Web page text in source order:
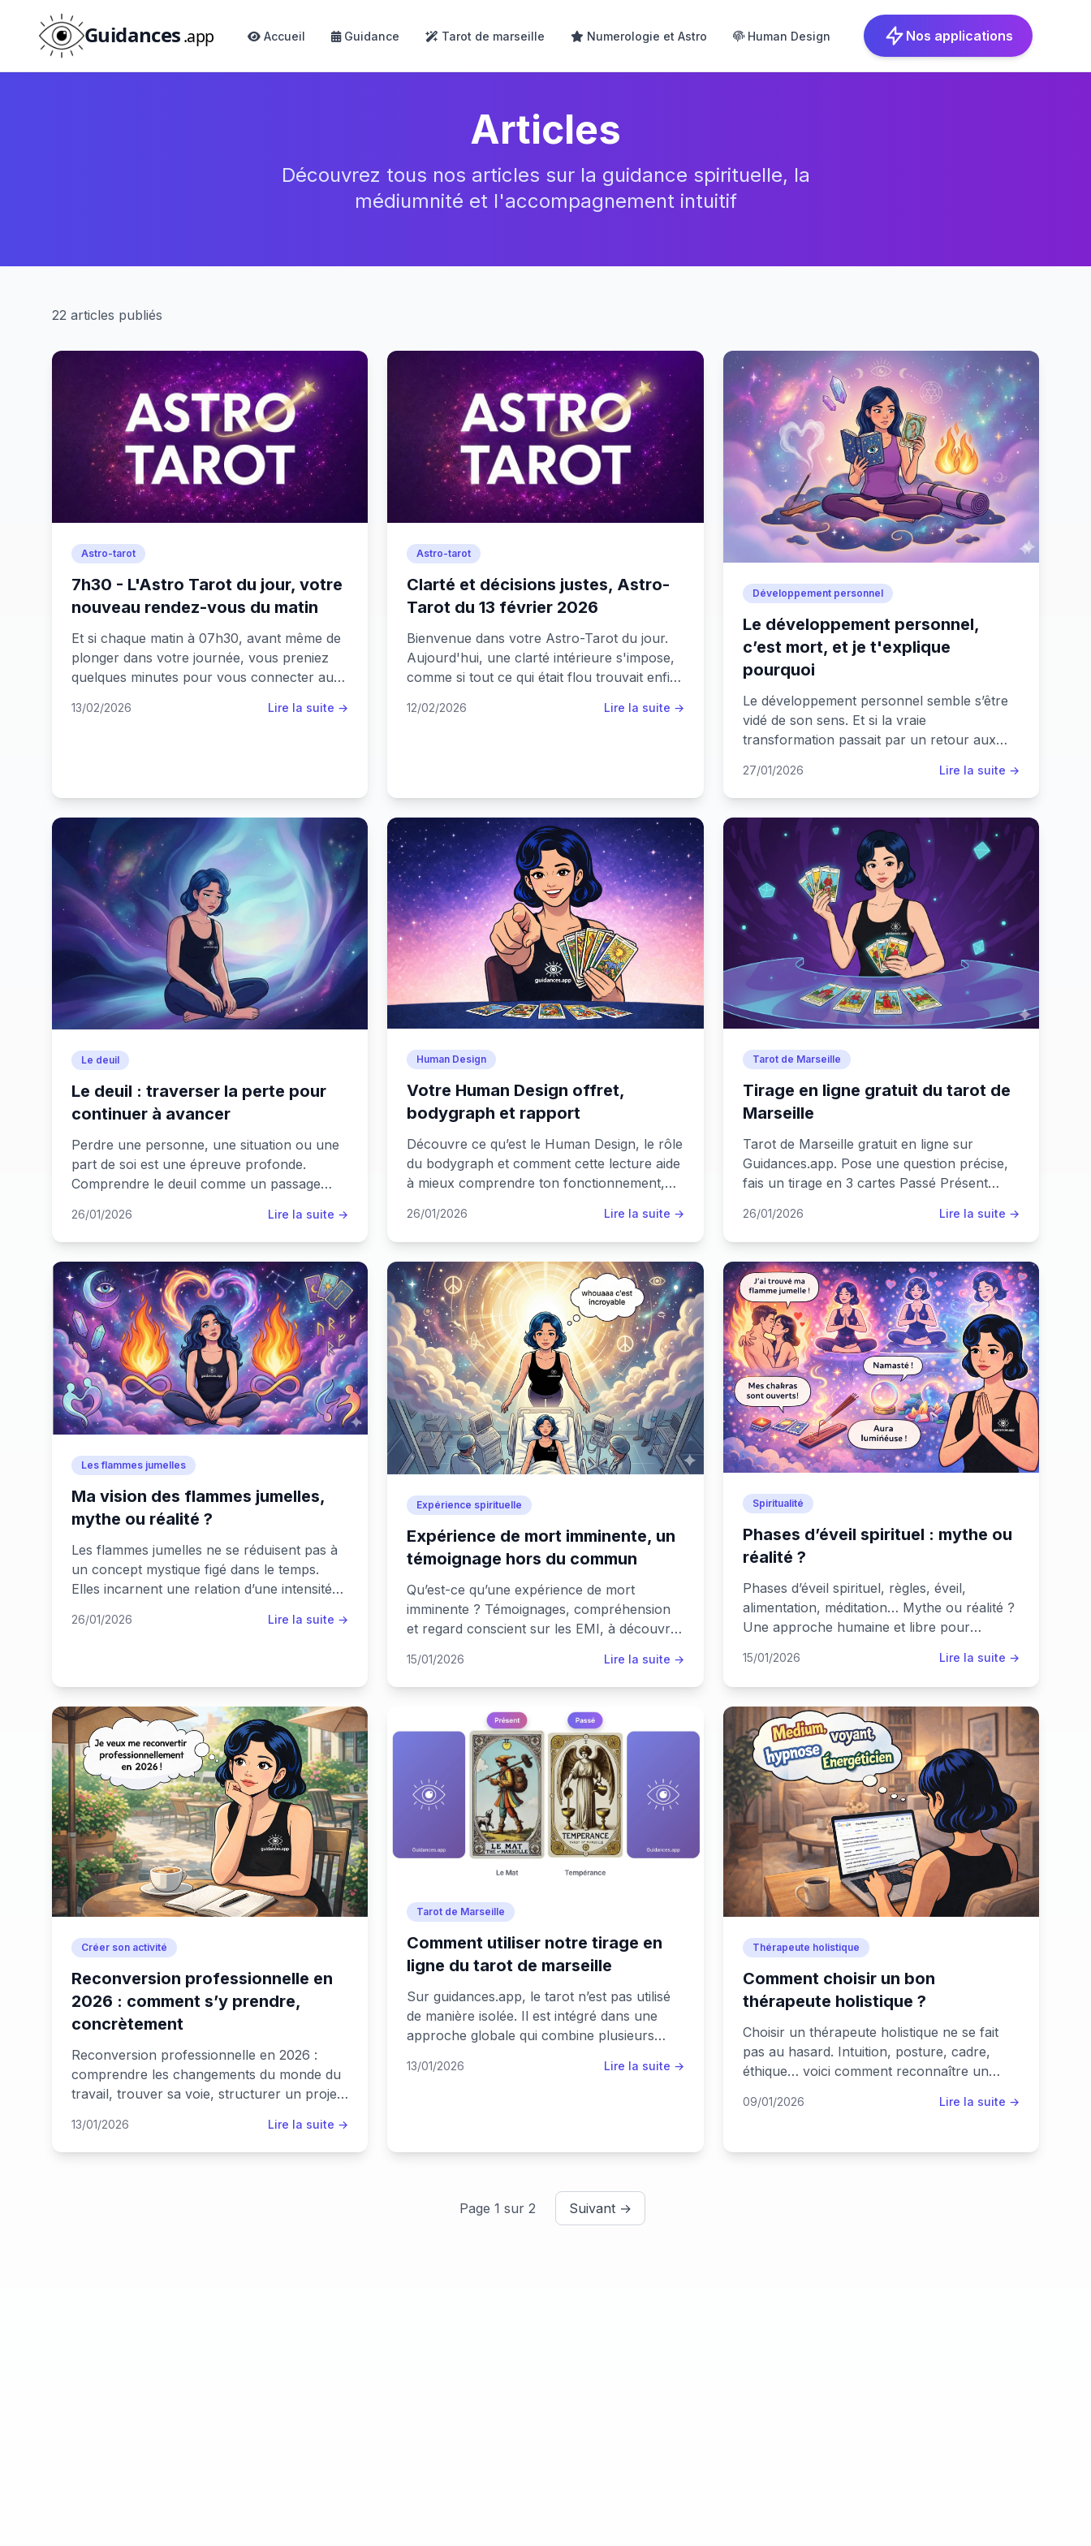
Guidances.app Accueil Guidance Tarot de marseille Numerologie et Astro Human Design Nos applications
Articles
Découvrez tous nos articles sur la guidance spirituelle, la
médiumnité et l'accompagnement intuitif
22 articles publiés
Astro-tarot
7h30 - L'Astro Tarot du jour, votre
nouveau rendez-vous du matin
Et si chaque matin à 07h30, avant même de
plonger dans votre journée, vous preniez
quelques minutes pour vous connecter aux
je vous propose avec L'Astro-Tarot, ma
13/02/2026 Lire la suite →
Astro-tarot
Clarté et décisions justes, Astro-
Tarot du 13 février 2026
Bienvenue dans votre Astro-Tarot du jour.
Aujourd'hui, une clarté intérieure s'impose,
comme si tout ce qui était flou trouvait enfin
12/02/2026 Lire la suite →
Développement personnel
Le développement personnel,
c’est mort, et je t'explique
pourquoi
Le développement personnel semble s’être
vidé de son sens. Et si la vraie
transformation passait par un retour aux
27/01/2026 Lire la suite →
Le deuil
Le deuil : traverser la perte pour
continuer à avancer
Perdre une personne, une situation ou une
part de soi est une épreuve profonde.
Comprendre le deuil comme un passage
rythme.
26/01/2026 Lire la suite →
Human Design
Votre Human Design offret,
bodygraph et rapport
Découvre ce qu’est le Human Design, le rôle
du bodygraph et comment cette lecture aide
à mieux comprendre ton fonctionnement,
complet sur Guidances.app.
26/01/2026 Lire la suite →
Tarot de Marseille
Tirage en ligne gratuit du tarot de
Marseille
Tarot de Marseille gratuit en ligne sur
Guidances.app. Pose une question précise,
fais un tirage en 3 cartes Passé Présent
décisions du quotidien.
26/01/2026 Lire la suite →
Les flammes jumelles
Ma vision des flammes jumelles,
mythe ou réalité ?
Les flammes jumelles ne se réduisent pas à
un concept mystique figé dans le temps.
Elles incarnent une relation d’une intensité
connexion quantique. Cette polarité inversée
de la perception et d’explorer une dimension
où l’amour devient le moteur d’une évolution
spirituelle profond
26/01/2026 Lire la suite →
Expérience spirituelle
Expérience de mort imminente, un
témoignage hors du commun
Qu’est-ce qu’une expérience de mort
imminente ? Témoignages, compréhension
et regard conscient sur les EMI, à découvrir
15/01/2026 Lire la suite →
Spiritualité
Phases d’éveil spirituel : mythe ou
réalité ?
Phases d’éveil spirituel, règles, éveil,
alimentation, méditation… Mythe ou réalité ?
Une approche humaine et libre pour
hiérarchie.
15/01/2026 Lire la suite →
Créer son activité
Reconversion professionnelle en
2026 : comment s’y prendre,
concrètement
Reconversion professionnelle en 2026 :
comprendre les changements du monde du
travail, trouver sa voie, structurer un projet
qui tu es aujourd’hui.
13/01/2026 Lire la suite →
Tarot de Marseille
Comment utiliser notre tirage en
ligne du tarot de marseille
Sur guidances.app, le tarot n’est pas utilisé
de manière isolée. Il est intégré dans une
approche globale qui combine plusieurs
13/01/2026 Lire la suite →
Thérapeute holistique
Comment choisir un bon
thérapeute holistique ?
Choisir un thérapeute holistique ne se fait
pas au hasard. Intuition, posture, cadre,
éthique… voici comment reconnaître un
aligné avec ton chemin.
09/01/2026 Lire la suite →
Page 1 sur 2 Suivant →